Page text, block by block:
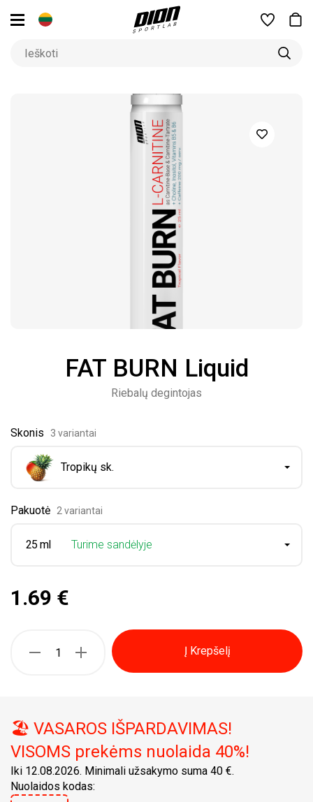
FAT BURN Liquid
Riebalų degintojas
Skonis 3 variantai
Tropikų sk.
Pakuotė 2 variantai
25 ml Turime sandėlyje
1.69 €
Į Krepšelį
🏖️ VASAROS IŠPARDAVIMAS!
VISOMS prekėms nuolaida 40%!
Iki 12.08.2026. Minimali užsakymo suma 40 €.
Nuolaidos kodas: